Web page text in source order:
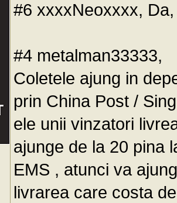
#6 xxxxNeoxxxx,
#4 metalman33333,
Coletele ajung in
prin China Post /
ele unii vinzatori
ajunge de la 20 pina
EMS , atunci va
livrarea care costa